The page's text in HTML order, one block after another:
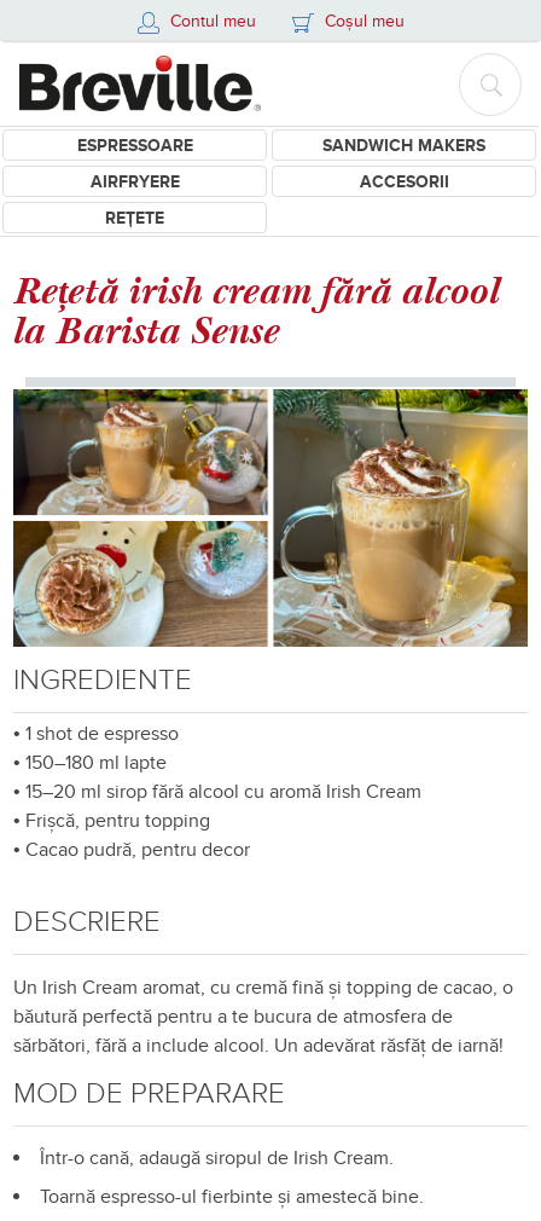
Contul meu Coșul meu
ESPRESSOARE
SANDWICH MAKERS
AIRFRYERE
ACCESORII
REȚETE
Rețetă irish cream fără alcool
la Barista Sense
INGREDIENTE
•1 shot de espresso
•150–180 ml lapte
•15–20 ml sirop fără alcool cu aromă Irish Cream
• Frișcă, pentru topping
•Cacao pudră, pentru decor
DESCRIERE
Un Irish Cream aromat, cu cremă fină și topping de cacao, o
băutură perfectă pentru a te bucura de atmosfera de
sărbători, fără a include alcool. Un adevărat răsfăț de iarnă!
MOD DE PREPARARE
Într-o cană, adaugă siropul de Irish Cream.
Toarnă espresso-ul fierbinte și amestecă bine.